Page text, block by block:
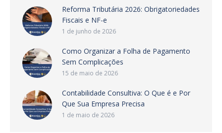
Reforma Tributária 2026: Obrigatoriedades
Fiscais e NF-e
1 de junho de 2026
Como Organizar a Folha de Pagamento
Sem Complicações
15 de maio de 2026
Contabilidade Consultiva: O Que é e Por
Que Sua Empresa Precisa
1 de maio de 2026